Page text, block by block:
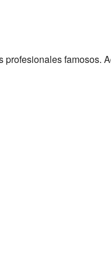
famosos.